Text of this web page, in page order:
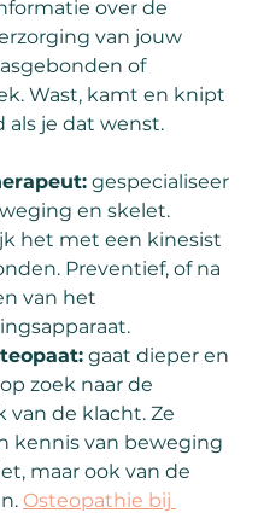
over de
van jouw
of
Wast, kamt en knipt
als je dat wenst.
gespecialiseer
en skelet.
het met een kinesist
Preventief, of na
van het
gaat dieper en
zoek naar de
van de klacht. Ze
kennis van beweging
maar ook van de
Osteopathie bij